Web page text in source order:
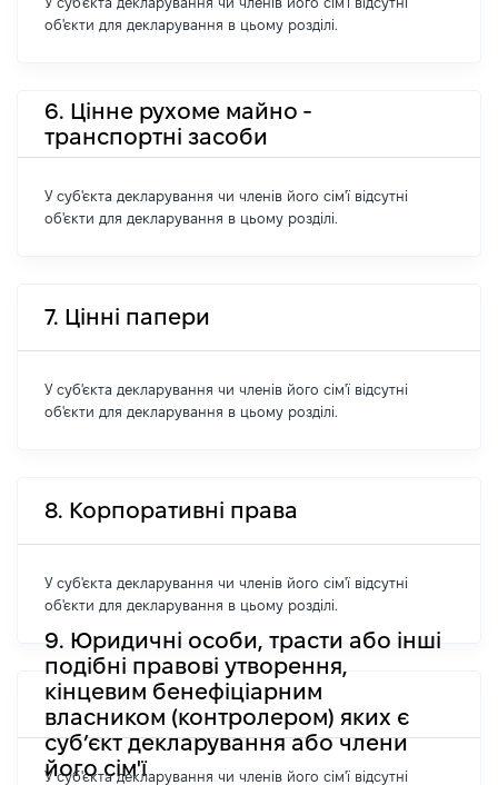
об'єкти для декларування в цьому розділі.
6. Цінне рухоме майно -
транспортні засоби
У суб'єкта декларування чи членів його сім'ї відсутні
об'єкти для декларування в цьому розділі.
7. Цінні папери
У суб'єкта декларування чи членів його сім'ї відсутні
об'єкти для декларування в цьому розділі.
8. Корпоративні права
У суб'єкта декларування чи членів його сім'ї відсутні
об'єкти для декларування в цьому розділі.
9. Юридичні особи, трасти або інші
подібні правові утворення,
кінцевим бенефіціарним
власником (контролером) яких є
суб’єкт декларування або члени
його сім'ї
У суб'єкта декларування чи членів його сім'ї відсутні